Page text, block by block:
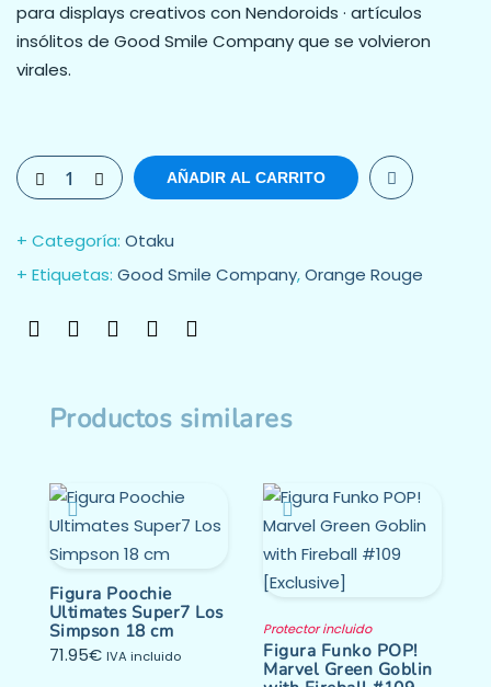
para displays creativos con Nendoroids · artículos
insólitos de Good Smile Company que se volvieron
virales.
AÑADIR AL CARRITO
Categoría: Otaku
Etiquetas: Good Smile Company,Orange Rouge
Productos similares
Figura Poochie
Ultimates Super7 Los
Simpson 18 cm
71.95€ IVA incluido
Protector incluido
Figura Funko POP!
Marvel Green Goblin